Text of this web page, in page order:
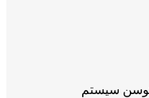
سیستم